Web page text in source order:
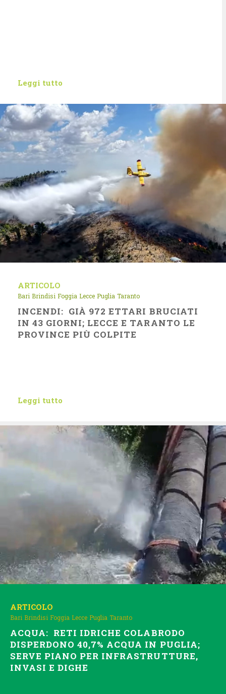
Leggi tutto
ARTICOLO
Bari Brindisi Foggia Lecce Puglia Taranto
INCENDI: GIÀ 972 ETTARI BRUCIATI
IN 43 GIORNI; LECCE E TARANTO LE
PROVINCE PIÙ COLPITE
Leggi tutto
ARTICOLO
Bari Brindisi Foggia Lecce Puglia Taranto
ACQUA: RETI IDRICHE COLABRODO
DISPERDONO 40,7% ACQUA IN PUGLIA;
SERVE PIANO PER INFRASTRUTTURE,
INVASI E DIGHE